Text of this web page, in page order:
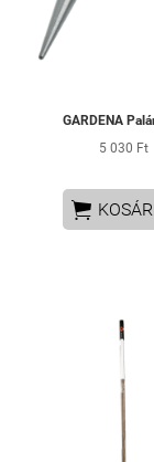
GARDENA
5 030 Ft
